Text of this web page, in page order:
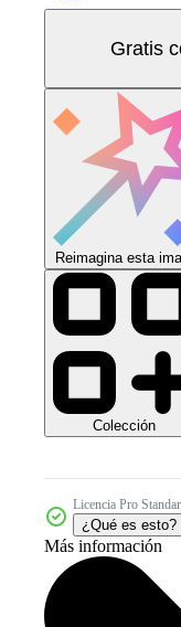
Gratis
Reimagina esta
Colección
Licencia Pro
¿Qué es esto?
Más información